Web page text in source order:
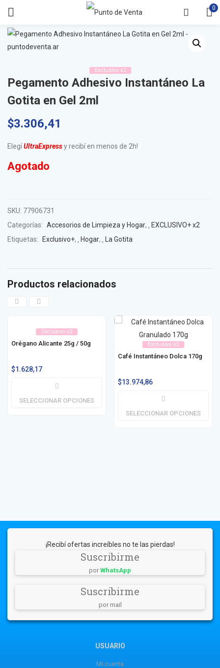
0
Exclusivo x2
Pegamento Adhesivo Instantáneo La
Gotita en Gel 2ml
$3.306,41
ElegíUltraExpressy recibí en menos de 2h!
Agotado
SKU: 77906731
Categorías: Accesorios de Limpieza y Hogar,
EXCLUSIVO+ x2
Etiquetas:
Exclusivo+, Hogar, La Gotita
Productos relacionados
Exclusivo x2
Orégano Alicante 25g / 50g
$1.628,17
SELECCIONAR OPCIONES
Exclusivo x2
Café Instantáneo Dolca 170g
$13.974,86
SELECCIONAR OPCIONES
¡Recibí ofertas increíbles no te las pierdas!
Suscribirme
por WhatsApp
Suscribirme
por mail
USUARIO
Mi cuenta